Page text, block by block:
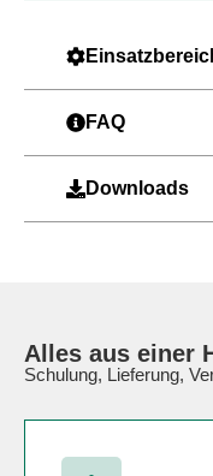
FAQ
Downloads
Alles aus einer
Schulung, Lieferung,